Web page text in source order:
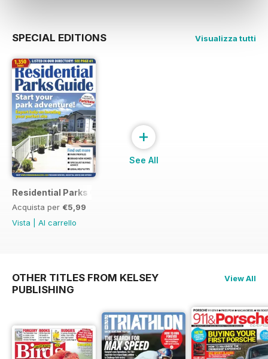
SPECIAL EDITIONS Visualizza tutti
Residential Parks Guide 2014
Acquista per €5,99
Vista
Al carrello
+
See All
OTHER TITLES FROM KELSEY
PUBLISHING
View All